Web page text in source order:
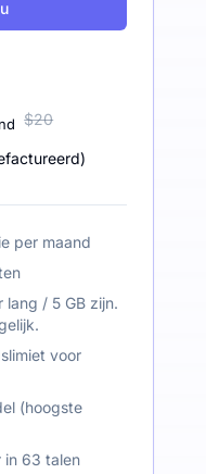
$20
)
per maand
lang / 5 GB zijn.
voor
(hoogste
in 63 talen